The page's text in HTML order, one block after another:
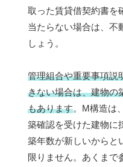
取った賃貸借契約書を
当たらない場合は、不
しょう。
管理組合や重要事項説
きない場合は、建物の
もあります。M構造は
築確認を受けた建物に
築年数が新しいからと
限りません。あくまで